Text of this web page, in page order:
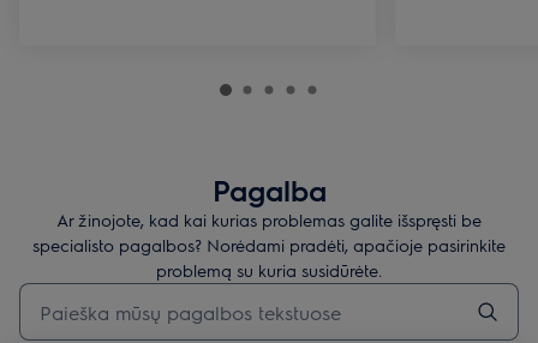
Pagalba
Ar žinojote, kad kai kurias problemas galite išspręsti be
specialisto pagalbos? Norėdami pradėti, apačioje pasirinkite
problemą su kuria susidūrėte.
Įveskite tekstą, jei norite ieškoti pagalbinių straipsnių